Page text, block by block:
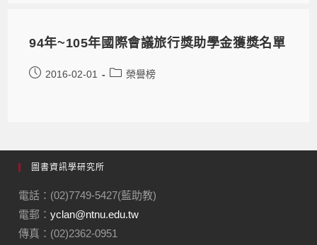
94年~105年國際會議旅行獎助學金獲獎名單
2016-02-01 榮譽榜
圖書資訊學研究所
電話：(02)7749-5427(藍助教)
電郵：yclan@ntnu.edu.tw
傳真：(02)2362-0951